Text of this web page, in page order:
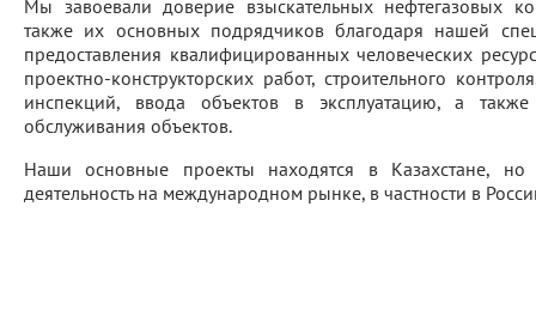
Мы завоевали доверие взыскательных нефтегазовых
также их основных подрядчиков благодаря нашей
предоставления квалифицированных человеческих
проектно-конструкторских работ, строительного
инспекций, ввода объектов в эксплуатацию, а
обслуживания объектов.
Наши основные проекты находятся в Казахстане,
деятельность на международном рынке, в частности в